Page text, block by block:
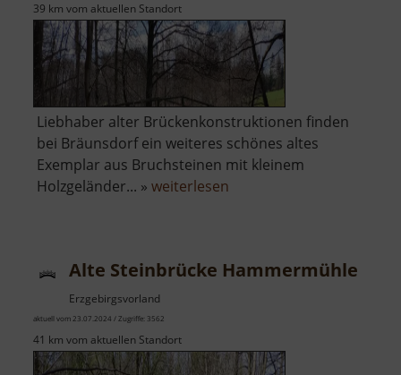
39 km vom aktuellen Standort
Liebhaber alter Brückenkonstruktionen finden
bei Bräunsdorf ein weiteres schönes altes
Exemplar aus Bruchsteinen mit kleinem
Holzgeländer... » weiterlesen
Alte Steinbrücke Hammermühle
Erzgebirgsvorland
aktuell vom 23.07.2024 / Zugriffe: 3562
41 km vom aktuellen Standort